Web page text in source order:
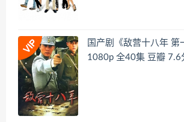
国产剧《敌营十八年 第
1080p 全40集 豆瓣 7.6